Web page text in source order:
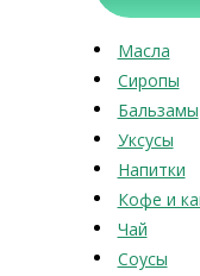
Масла
Сиропы
Бальзамы
Уксусы
Напитки
Кофе и
Чай
Соусы